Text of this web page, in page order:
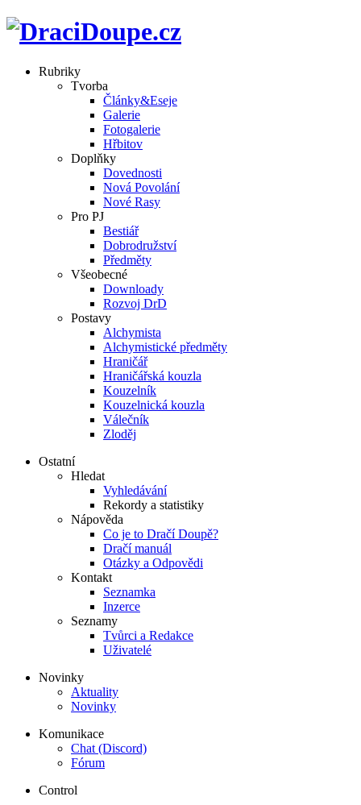
Rubriky
Tvorba
Články&Eseje
Galerie
Fotogalerie
Hřbitov
Doplňky
Dovednosti
Nová Povolání
Nové Rasy
Pro PJ
Bestiář
Dobrodružství
Předměty
Všeobecné
Downloady
Rozvoj DrD
Postavy
Alchymista
Alchymistické předměty
Hraničář
Hraničářská kouzla
Kouzelník
Kouzelnická kouzla
Válečník
Zloděj
Ostatní
Hledat
Vyhledávání
Rekordy a statistiky
Nápověda
Co je to Dračí Doupě?
Dračí manuál
Otázky a Odpovědi
Kontakt
Seznamka
Inzerce
Seznamy
Tvůrci a Redakce
Uživatelé
Novinky
Aktuality
Novinky
Komunikace
Chat (Discord)
Fórum
Control